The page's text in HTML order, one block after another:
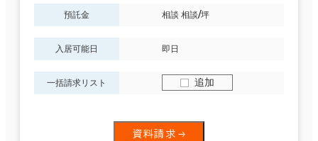
預託金 相談 相談/坪
入居可能日 即日
一括請求リスト 追加
資料請求
現在の条件
面積選択
人数